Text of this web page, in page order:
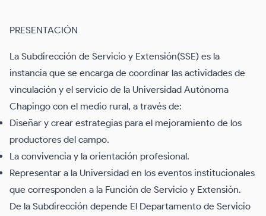
PRESENTACIÓN
La Subdirección de Servicio y Extensión(SSE) es la
instancia que se encarga de coordinar las actividades de
vinculación y el servicio de la Universidad Autónoma
Chapingo con el medio rural, a través de:
Diseñar y crear estrategias para el mejoramiento de los
productores del campo.
La convivencia y la orientación profesional.
Representar a la Universidad en los eventos institucionales
que corresponden a la Función de Servicio y Extensión.
De la Subdirección depende El Departamento de Servicio